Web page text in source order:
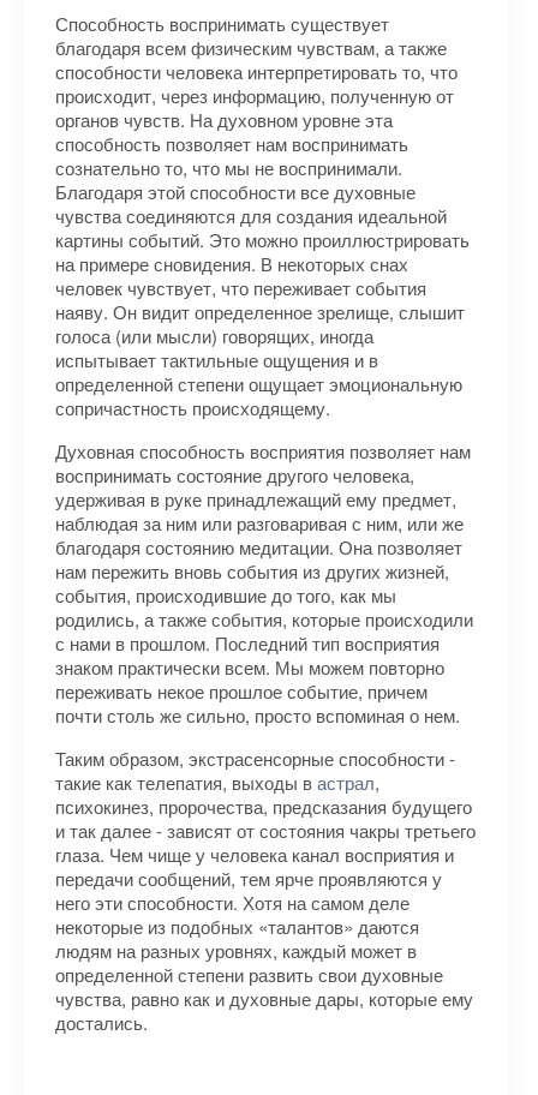
Способность воспринимать существует
благодаря всем физическим чувствам, а также
способности человека интерпретировать то, что
происходит, через информацию, полученную от
органов чувств. На духовном уровне эта
способность позволяет нам воспринимать
сознательно то, что мы не воспринимали.
Благодаря этой способности все духовные
чувства соединяются для создания идеальной
картины событий. Это можно проиллюстрировать
на примере сновидения. В некоторых снах
человек чувствует, что переживает события
наяву. Он видит определенное зрелище, слышит
голоса (или мысли) говорящих, иногда
испытывает тактильные ощущения и в
определенной степени ощущает эмоциональную
сопричастность происходящему.
Духовная способность восприятия позволяет нам
воспринимать состояние другого человека,
удерживая в руке принадлежащий ему предмет,
наблюдая за ним или разговаривая с ним, или же
благодаря состоянию медитации. Она позволяет
нам пережить вновь события из других жизней,
события, происходившие до того, как мы
родились, а также события, которые происходили
с нами в прошлом. Последний тип восприятия
знаком практически всем. Мы можем повторно
переживать некое прошлое событие, причем
почти столь же сильно, просто вспоминая о нем.
Таким образом, экстрасенсорные способности -
такие как телепатия, выходы вастрал,
психокинез, пророчества, предсказания будущего
и так далее - зависят от состояния чакры третьего
глаза. Чем чище у человека канал восприятия и
передачи сообщений, тем ярче проявляются у
него эти способности. Хотя на самом деле
некоторые из подобных «талантов» даются
людям на разных уровнях, каждый может в
определенной степени развить свои духовные
чувства, равно как и духовные дары, которые ему
достались.